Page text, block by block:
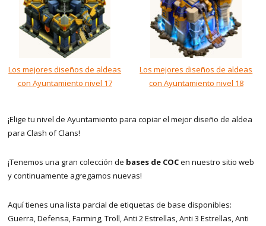
Los mejores diseños de aldeas
con Ayuntamiento nivel 17
Los mejores diseños de aldeas
con Ayuntamiento nivel 18
¡Elige tu nivel de Ayuntamiento para copiar el mejor diseño de aldea
para Clash of Clans!
¡Tenemos una gran colección de bases de COCen nuestro sitio web
y continuamente agregamos nuevas!
Aquí tienes una lista parcial de etiquetas de base disponibles:
Guerra, Defensa, Farming, Troll, Anti 2 Estrellas, Anti 3 Estrellas, Anti